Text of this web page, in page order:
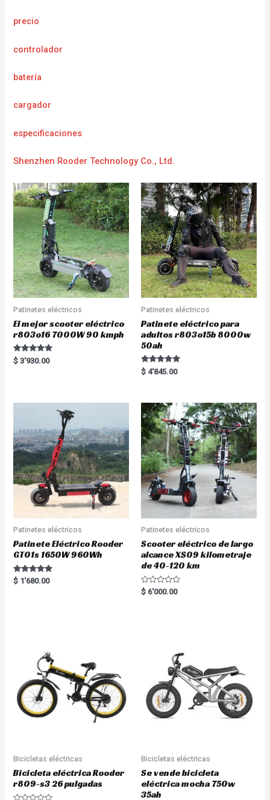
precio
controlador
batería
cargador
especificaciones
Shenzhen Rooder Technology Co., Ltd.
Patinetes eléctricos
El mejor scooter eléctrico
r803o16 7000W 90 kmph
Rated
5.00
$ 3'930.00
Patinetes eléctricos
Patinete eléctrico para
adultos r803o15b 8000w
50ah
Rated
5.00
$ 4'845.00
Patinetes eléctricos
Patinete Eléctrico Rooder
GT01s 1650W 960Wh
Rated
5.00
$ 1'680.00
Patinetes eléctricos
Scooter eléctrico de largo
alcance XS09 kilometraje
de 40-120 km
R
a
$ 6'000.00
Bicicletas eléctricas
Bicicleta eléctrica Rooder
r809-s3 26 pulgadas
Bicicletas eléctricas
Se vende bicicleta
eléctrica mocha 750w
35ah